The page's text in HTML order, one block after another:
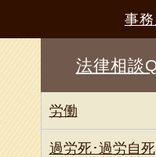
事
法律相談
労働
過労死･過労自死